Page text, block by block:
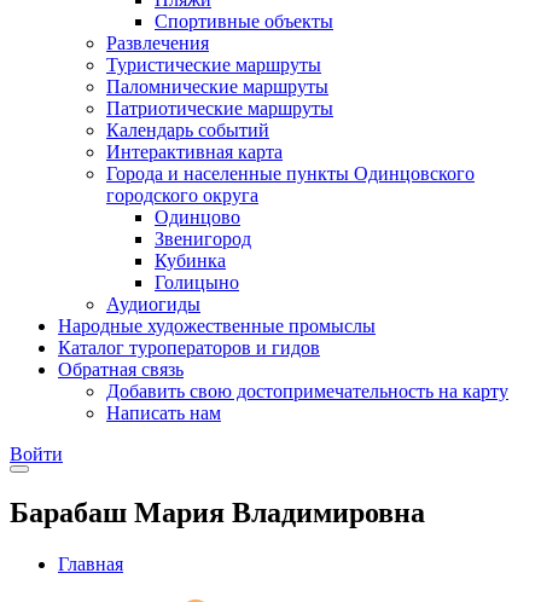
Спортивные объекты
Развлечения
Туристические маршруты
Паломнические маршруты
Патриотические маршруты
Календарь событий
Интерактивная карта
Города и населенные пункты Одинцовского
городского округа
Одинцово
Звенигород
Кубинка
Голицыно
Аудиогиды
Народные художественные промыслы
Каталог туроператоров и гидов
Обратная связь
Добавить свою достопримечательность на карту
Написать нам
Войти
Барабаш Мария Владимировна
Главная